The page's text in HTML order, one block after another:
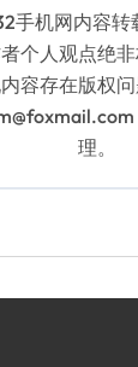
手机网内容
个人观点绝
容存在版权
理。